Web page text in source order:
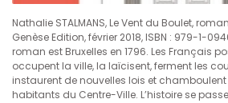
Nathalie STALMANS, Le Vent du Boulet,
Genèse Edition, février 2018, ISBN : 979-1-
roman est Bruxelles en 1796. Les Français
occupent la ville, la laïcisent, ferment les
instaurent de nouvelles lois et
habitants du Centre-Ville. L’histoire se